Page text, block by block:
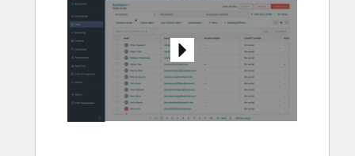
elementy